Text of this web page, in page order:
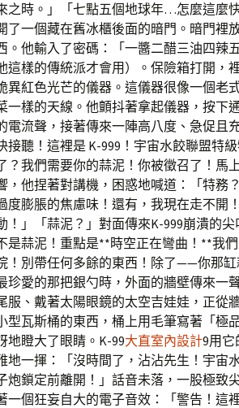
之時。」「七點五個地球年…怎麼這麼
了一個藏在舊冰櫃後面的暗門。暗門裡
。他輸入了密碼：「一醬二醋三油四辣
這樣的傳統派才會用）。保險箱打開，
異紅色光芒的儀器。這儀器很像一個老
一樣的天線。他顫抖著拿起儀器，按下
電流聲，接著傳來一陣高八度、急促且
接聽！這裡是 K-999！宇宙水餃聯盟特
？我們需要你的蒜泥！你被徵召了！馬
，他捏著對講機，困惑地喊道：「特務
度膨脹的焦慮味！還有，我現在走不開
！」「蒜泥？」對面傳來K-999崩潰的
是蒜泥！重點是**時空正在彎曲！**我
！別帶任何多餘的東西！除了——你那
珍愛的那把銀勺時，外面的牆壁傳來一
服、戴著太陽眼鏡的太空吉娃娃，正從
型瓦斯桶的東西，桶上用毛筆寫著「
地瞪大了眼睛。K-99大直室內設計9用它
地一揮：「沒時間了，沾沾先生！宇宙
炮鎖定前離開！」話音未落，一股極致
一個狂妄自大的電子音效：「警告！這